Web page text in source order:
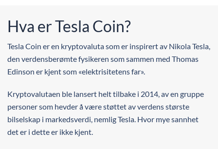
Hva er Tesla Coin?
Tesla Coin er en kryptovaluta som er inspirert av Nikola Tesla,
den verdensberømte fysikeren som sammen med Thomas
Edinson er kjent som «elektrisitetens far».
Kryptovalutaen ble lansert helt tilbake i 2014, av en gruppe
personer som hevder å være støttet av verdens største
bilselskap i markedsverdi, nemlig Tesla. Hvor mye sannhet
det er i dette er ikke kjent.